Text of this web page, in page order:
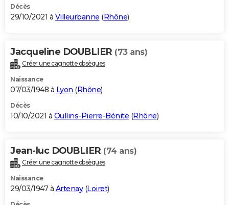
Décès
29/10/2021 à Villeurbanne (Rhône)
Jacqueline DOUBLIER (73 ans)
Créer une cagnotte obsèques
Naissance
07/03/1948 à Lyon (Rhône)
Décès
10/10/2021 à Oullins-Pierre-Bénite (Rhône)
Jean-luc DOUBLIER (74 ans)
Créer une cagnotte obsèques
Naissance
29/03/1947 à Artenay(Loiret)